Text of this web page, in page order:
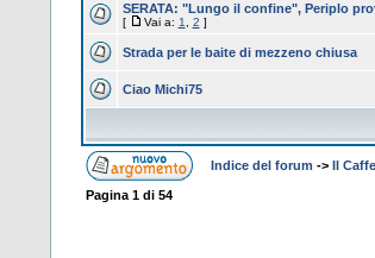
SERATA: "Lungo il confine", Periplo
[ Vai a: 1 2 ]
Strada per le baite di mezzeno chiusa
Ciao Michi75
Indice del forum -> Il
Pagina 1di 54